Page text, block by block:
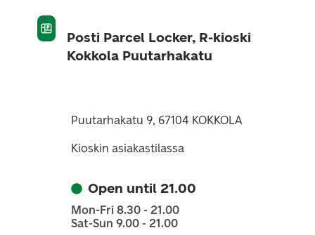
Posti Parcel Locker, R-kioski
Kokkola Puutarhakatu
Puutarhakatu 9, 67104 KOKKOLA
Kioskin asiakastilassa
Open until 21.00
Mon-Fri 8.30 - 21.00
Sat-Sun 9.00 - 21.00